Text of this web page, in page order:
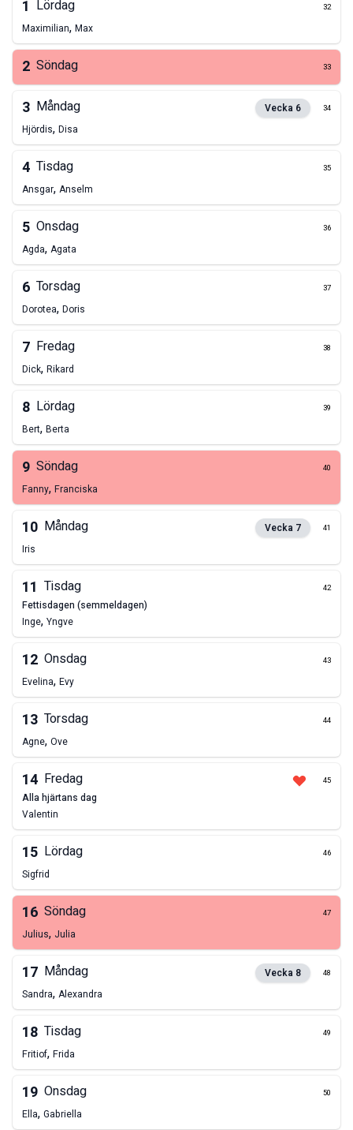
1 Lördag 32
Maximilian, Max
2 Söndag 33
3 Måndag Vecka 6 34
Hjördis, Disa
4 Tisdag 35
Ansgar, Anselm
5 Onsdag 36
Agda, Agata
6 Torsdag 37
Dorotea, Doris
7 Fredag 38
Dick, Rikard
8 Lördag 39
Bert, Berta
9 Söndag 40
Fanny, Franciska
10 Måndag Vecka 7 41
Iris
11 Tisdag 42
fettisdagen (semmeldagen)
Inge, Yngve
12 Onsdag 43
Evelina, Evy
13 Torsdag 44
Agne, Ove
14 Fredag 45
alla hjärtans dag
Valentin
15 Lördag 46
Sigfrid
16 Söndag 47
Julius, Julia
17 Måndag Vecka 8 48
Sandra, Alexandra
18 Tisdag 49
Fritiof, Frida
19 Onsdag 50
Ella, Gabriella